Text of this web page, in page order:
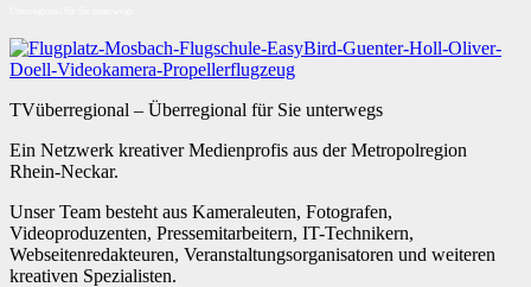
TVüberregional – Überregional für Sie unterwegs
Ein Netzwerk kreativer Medienprofis aus der Metropolregion
Rhein-Neckar.
Unser Team besteht aus Kameraleuten, Fotografen,
Videoproduzenten, Pressemitarbeitern, IT-Technikern,
Webseitenredakteuren, Veranstaltungsorganisatoren und weiteren
kreativen Spezialisten.